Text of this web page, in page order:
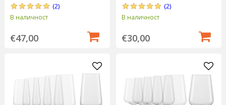
(2)
В наличност
€47,00
(2)
В наличност
€30,00